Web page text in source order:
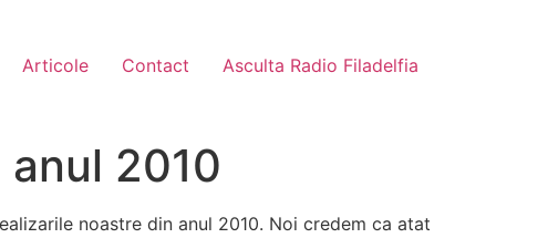
Articole Contact Asculta Radio Filadelfia
2010
noastre din anul 2010. Noi credem ca atat